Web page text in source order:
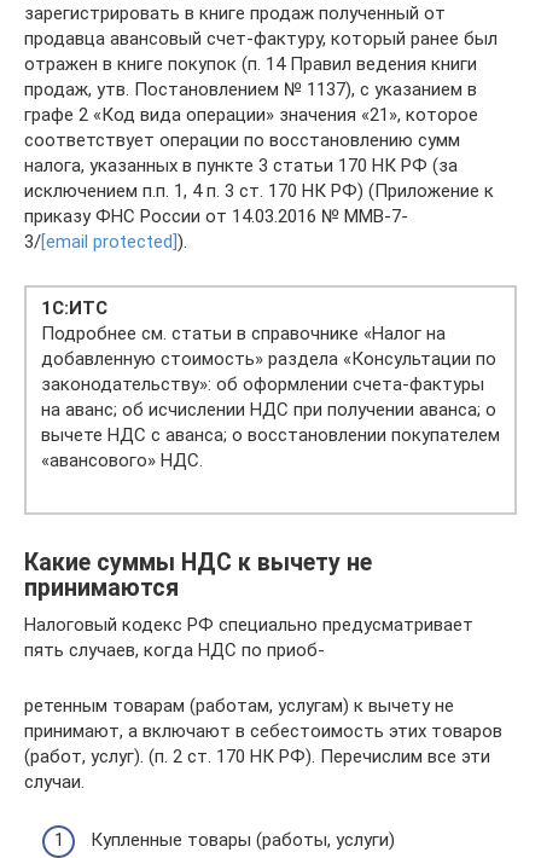
зарегистрировать в книге продаж полученный от
продавца авансовый счет-фактуру, который ранее был
отражен в книге покупок (п. 14 Правил ведения книги
продаж, утв. Постановлением № 1137), с указанием в
графе 2 «Код вида операции» значения «21», которое
соответствует операции по восстановлению сумм
налога, указанных в пункте 3 статьи 170 НК РФ (за
исключением п.п. 1, 4 п. 3 ст. 170 НК РФ) (Приложение к
приказу ФНС России от 14.03.2016 № ММВ-7-
3/[email protected]).
1С:ИТС
Подробнее см. статьи в справочнике «Налог на
добавленную стоимость» раздела «Консультации по
законодательству»: об оформлении счета-фактуры
на аванс; об исчислении НДС при получении аванса; о
вычете НДС с аванса; о восстановлении покупателем
«авансового» НДС.
Какие суммы НДС к вычету не
принимаются
Налоговый кодекс РФ специально предусматривает
пять случаев, когда НДС по приоб-
ретенным товарам (работам, услугам) к вычету не
принимают, а включают в себестоимость этих товаров
(работ, услуг). (п. 2 ст. 170 НК РФ). Перечислим все эти
случаи.
Купленные товары (работы, услуги)